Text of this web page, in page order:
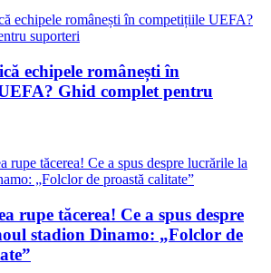
echipele românești în
Ghid complet pentru
rupe tăcerea! Ce a spus despre
stadion Dinamo: „Folclor de